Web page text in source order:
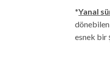
*Yanal
esnek bir